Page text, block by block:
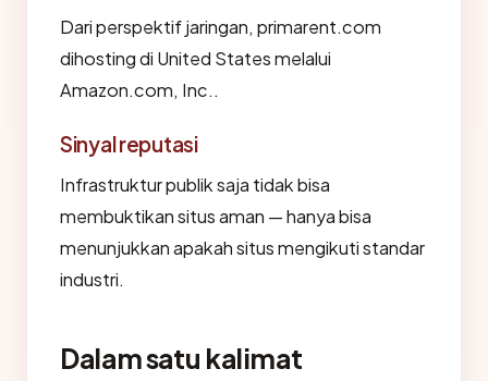
Dari perspektif jaringan, primarent.com
dihosting di United States melalui
Amazon.com, Inc..
Sinyal reputasi
Infrastruktur publik saja tidak bisa
membuktikan situs aman — hanya bisa
menunjukkan apakah situs mengikuti standar
industri.
Dalam satu kalimat